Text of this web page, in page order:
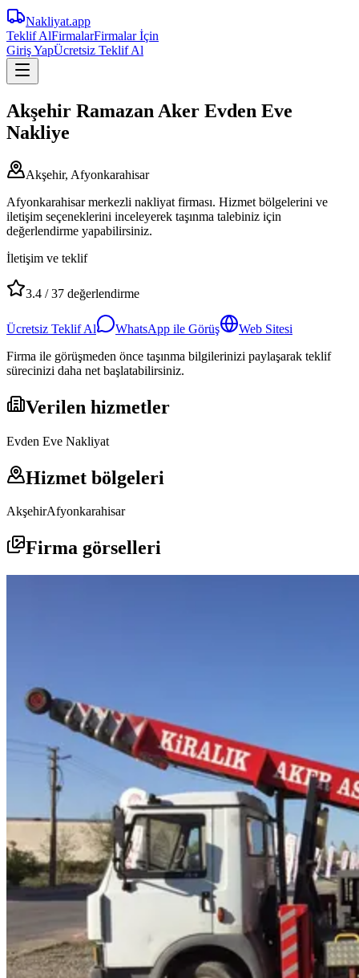
Nakliyat.app
Teklif AlFirmalarFirmalar İçin
Giriş YapÜcretsiz Teklif Al
Akşehir Ramazan Aker Evden Eve
Nakliye
Akşehir, Afyonkarahisar
Afyonkarahisar merkezli nakliyat firması. Hizmet bölgelerini ve
iletişim seçeneklerini inceleyerek taşınma talebiniz için
değerlendirme yapabilirsiniz.
İletişim ve teklif
3.4 /37 değerlendirme
Ücretsiz Teklif Al WhatsApp ile Görüş
Web Sitesi
Firma ile görüşmeden önce taşınma bilgilerinizi paylaşarak teklif
sürecinizi daha net başlatabilirsiniz.
Verilen hizmetler
Evden Eve Nakliyat
Hizmet bölgeleri
AkşehirAfyonkarahisar
Firma görselleri